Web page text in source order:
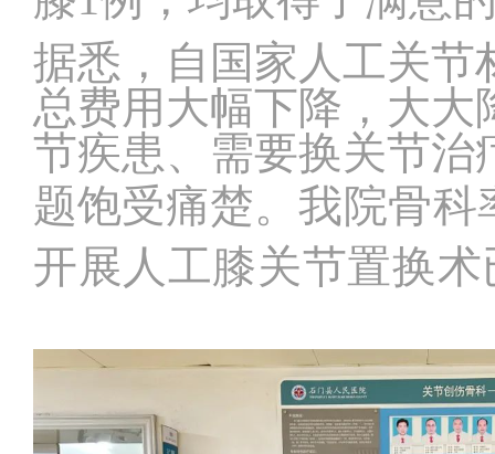
据悉，自国家人工关节
总费用大幅下降，大
节疾患、需要换关节治
题饱受痛楚。 我院骨科
开展人工膝关节置换